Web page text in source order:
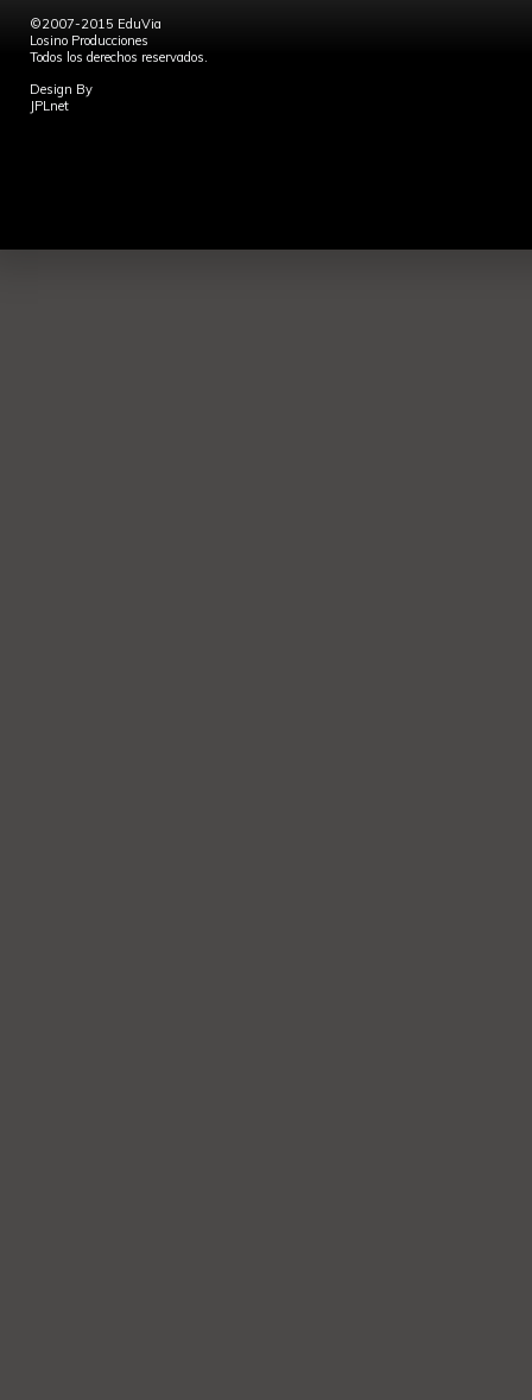
©2007-2015 EduVia
Losino Producciones
Todos los derechos reservados.
Design By
JPLnet